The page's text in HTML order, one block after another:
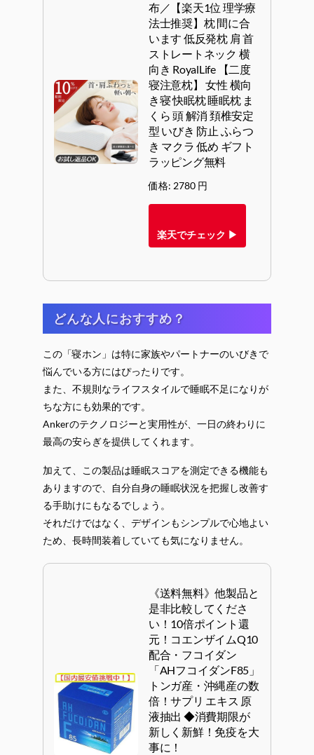
布／【楽天1位 理学療
法士推奨】枕 間に合
います 低反発枕 肩 首
ストレートネック 横
向き RoyalLife 【二度
寝注意枕】 女性 横向
き寝 快眠枕 睡眠枕 ま
くら 頭 解消 頚椎安定
型 いびき 防止 ふらつ
き マクラ 低め ギフト
ラッピング無料
価格: 2780 円
楽天でチェック ▶
どんな人におすすめ？
この「寝ホン」は特に家族やパートナーのいびきで
悩んでいる方にはぴったりです。
また、不規則なライフスタイルで睡眠不足になりが
ちな方にも効果的です。
Ankerのテクノロジーと実用性が、一日の終わりに
最高の安らぎを提供してくれます。
加えて、この製品は睡眠スコアを測定できる機能も
ありますので、自分自身の睡眠状況を把握し改善す
る手助けにもなるでしょう。
それだけではなく、デザインもシンプルで心地よい
ため、長時間装着していても気になりません。
《送料無料》他製品と
是非比較してくださ
い！10倍ポイント還
元！コエンザイムQ10
配合・フコイダン
「AHフコイダンF85」
トンガ産・沖縄産の数
倍！サプリ エキス 原
液抽出 ◆消費期限が
新しく新鮮！免疫を大
事に！